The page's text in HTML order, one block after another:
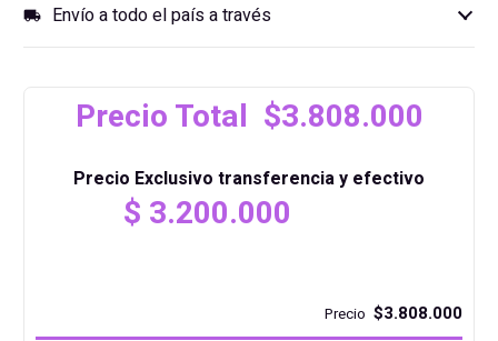
local_shipping Envío a todo el país a través
Precio Total $3.808.000
Precio Exclusivo transferencia y efectivo
$ 3.200.000
Precio $3.808.000